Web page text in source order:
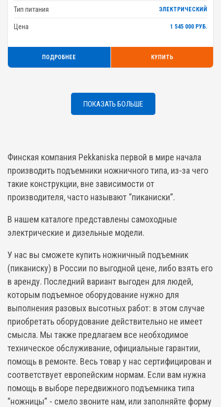
Тип питания ЭЛЕКТРИЧЕСКИЙ
Цена 1 545 000 РУБ.
ПОДРОБНЕЕ КУПИТЬ
ПОКАЗАТЬ БОЛЬШЕ
Финская компания Pekkaniska первой в мире начала
производить подъемники ножничного типа, из-за чего
такие конструкции, вне зависимости от
производителя, часто называют “пиканиски”.
В нашем каталоге представлены самоходные
электрические и дизельные модели.
У нас вы сможете купить ножничный подъемник
(пиканиску) в России по выгодной цене, либо взять его
в аренду. Последний вариант выгоден для людей,
которым подъемное оборудование нужно для
выполнения разовых высотных работ: в этом случае
приобретать оборудование действительно не имеет
смысла. Мы также предлагаем все необходимое
техническое обслуживание, официальные гарантии,
помощь в ремонте. Весь товар у нас сертифицирован и
соответствует европейским нормам. Если вам нужна
помощь в выборе передвижного подъемника типа
“ножницы” - смело звоните нам, или заполняйте форму